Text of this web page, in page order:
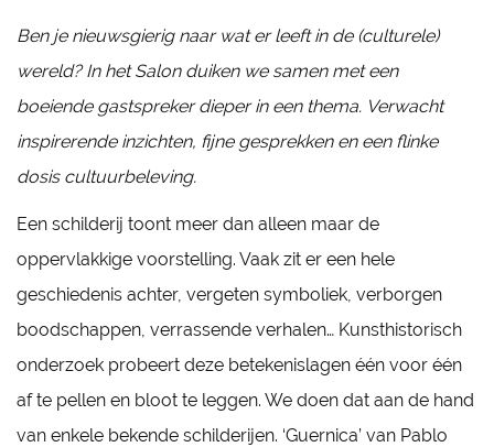
Ben je nieuwsgierig naar wat er leeft in de (culturele)
wereld? In het Salon duiken we samen met een
boeiende gastspreker dieper in een thema. Verwacht
inspirerende inzichten, fijne gesprekken en een flinke
dosis cultuurbeleving.
Een schilderij toont meer dan alleen maar de
oppervlakkige voorstelling. Vaak zit er een hele
geschiedenis achter, vergeten symboliek, verborgen
boodschappen, verrassende verhalen… Kunsthistorisch
onderzoek probeert deze betekenislagen één voor één
af te pellen en bloot te leggen. We doen dat aan de hand
van enkele bekende schilderijen. ‘Guernica’ van Pablo